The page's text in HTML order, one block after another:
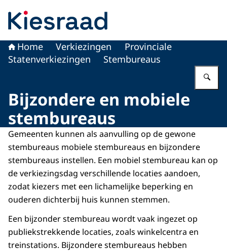
Home Verkiezingen
Provinciale
Statenverkiezingen
Stembureaus
Bijzondere en mobiele
stembureaus
Gemeenten kunnen als aanvulling op de gewone
stembureaus mobiele stembureaus en bijzondere
stembureaus instellen. Een mobiel stembureau kan op
de verkiezingsdag verschillende locaties aandoen,
zodat kiezers met een lichamelijke beperking en
ouderen dichterbij huis kunnen stemmen.
Een bijzonder stembureau wordt vaak ingezet op
publiekstrekkende locaties, zoals winkelcentra en
treinstations. Bijzondere stembureaus hebben